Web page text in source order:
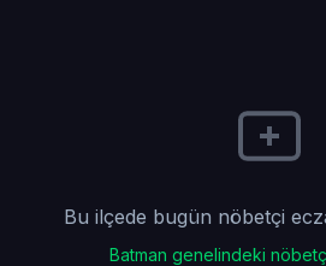
Bu ilçede bugün nöbetçi
Batman genelindeki